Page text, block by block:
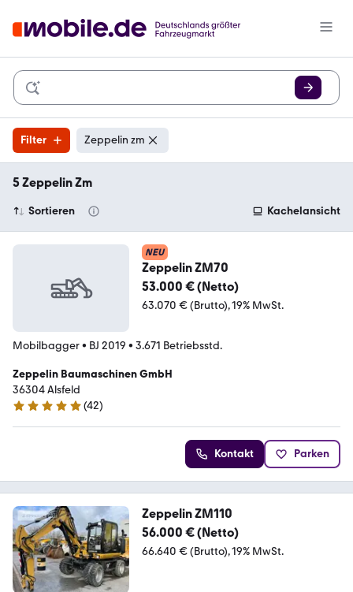
Filter Zeppelin zm
5 Zeppelin Zm
Sortieren Kachelansicht
NEU
Zeppelin ZM70
53.000 € (Netto)
63.070 € (Brutto) 19% MwSt.
Mobilbagger• BJ 2019 • 3.671 Betriebsstd.
Zeppelin Baumaschinen GmbH
36304 Alsfeld
5 Sterne
(42)
Kontakt Parken
Zeppelin ZM110
56.000 € (Netto)
66.640 € (Brutto) 19% MwSt.